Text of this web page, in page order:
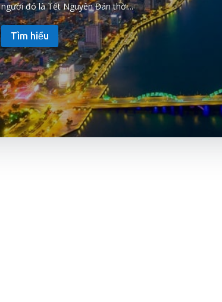
người đó là Tết Nguyên Đán thời...
Tìm hiểu